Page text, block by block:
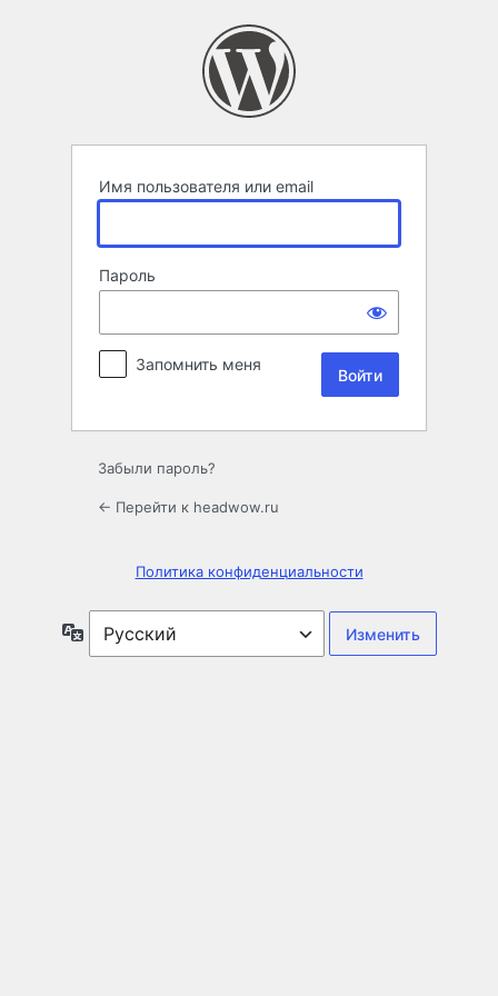
Имя пользователя или email
Пароль
Запомнить меня
Забыли пароль?
← Перейти к headwow.ru
Политика конфиденциальности
Язык